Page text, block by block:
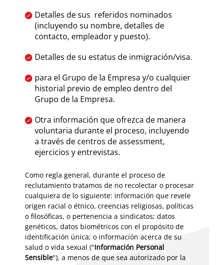
Detalles de sus referidos nominados
(incluyendo su nombre, detalles de
contacto, empleador y puesto).
Detalles de su estatus de inmigración/visa.
para el Grupo de la Empresa y/o cualquier
historial previo de empleo dentro del
Grupo de la Empresa.
Otra información que ofrezca de manera
voluntaria durante el proceso, incluyendo
a través de centros de assessment,
ejercicios y entrevistas.
Como regla general, durante el proceso de
reclutamiento tratamos de no recolectar o procesar
cualquiera de lo siguiente: información que revele
origen racial o étnico, creencias religiosas, políticas
o filosóficas, o pertenencia a sindicatos; datos
genéticos, datos biométricos con el propósito de
identificación única; o información acerca de su
salud o vida sexual ("Información Personal
Sensible"), a menos de que sea autorizado por la